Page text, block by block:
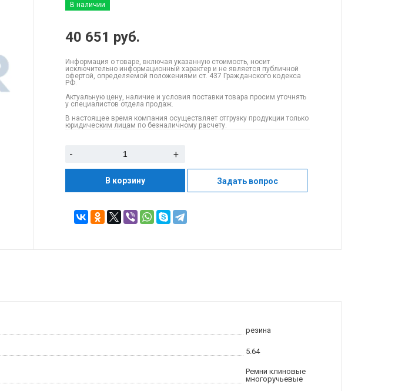
В наличии
40 651 руб.
Информация о товаре, включая указанную стоимость, носит
исключительно информационный характер и не является публичной
офертой, определяемой положениями ст. 437 Гражданского кодекса
РФ.
Актуальную цену, наличие и условия поставки товара просим уточнять
у специалистов отдела продаж.
В настоящее время компания осуществляет отгрузку продукции только
юридическим лицам по безналичному расчету.
- +
В корзину Задать вопрос
резина
5.64
Ремни клиновые
многоручьевые